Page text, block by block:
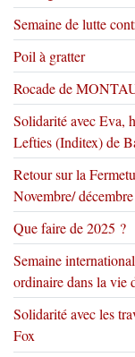
Semaine de lutte
Poil à gratter
Rocade de
Solidarité avec Eva,
Lefties (Inditex) de
Retour sur la
Novembre/
Que faire de 2025 ?
Semaine
ordinaire dans la vie
Solidarité avec les
Fox